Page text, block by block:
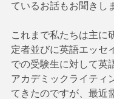
ているお話もお聞きし
これまで私たちは主に
定者並びに英語エッセ
での受験生に対して英
アカデミックライティ
てきたのですが、最近